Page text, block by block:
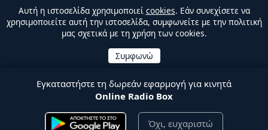
Αυτή η ιστοσελίδα χρησιμοποιεί cookies. Εάν συνεχίσετε να
χρησιμοποιείτε αυτή την ιστοσελίδα, συμφωνείτε με την πολιτική
μας σχετικά με τη χρήση των cookies.
Εγκαταστήστε τη δωρεάν εφαρμογή για κινητά
Online Radio Box
Όχι, ευχαριστώ